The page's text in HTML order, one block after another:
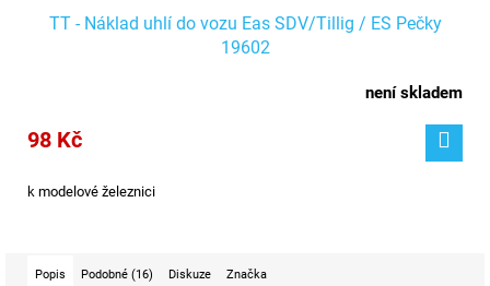
TT - Náklad uhlí do vozu Eas SDV/Tillig / ES Pečky
19602
není skladem
98 Kč
k modelové železnici
Popis Podobné (16) Diskuze Značka